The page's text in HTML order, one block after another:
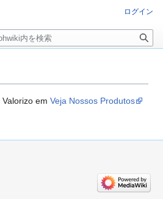
em Veja Nossos Produtos
ログイン